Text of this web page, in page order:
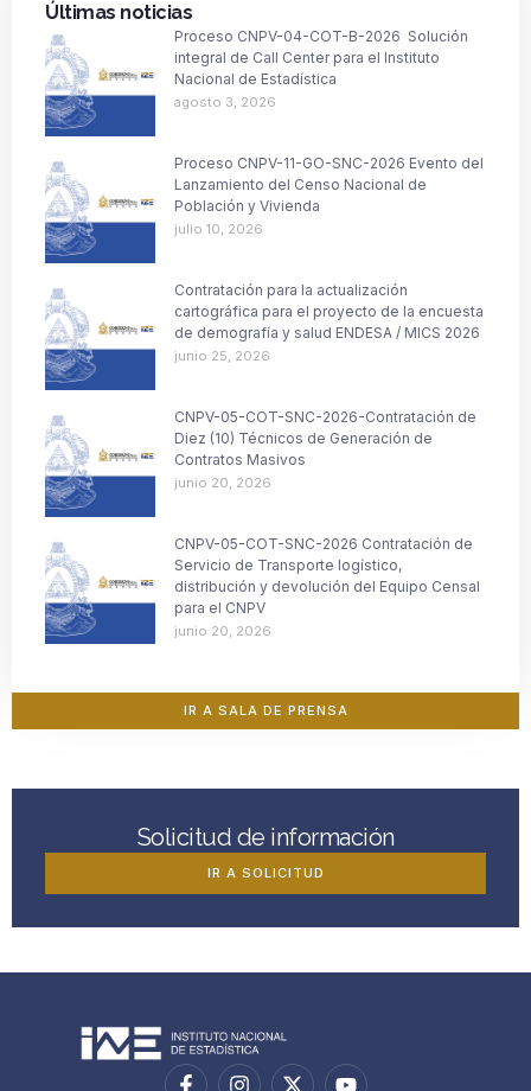
Últimas noticias
Proceso CNPV-04-COT-B-2026 Solución
integral de Call Center para el Instituto
Nacional de Estadística
agosto 3, 2026
Proceso CNPV-11-GO-SNC-2026 Evento del
Lanzamiento del Censo Nacional de
Población y Vivienda
julio 10, 2026
Contratación para la actualización
cartográfica para el proyecto de la encuesta
de demografía y salud ENDESA / MICS 2026
junio 25, 2026
CNPV-05-COT-SNC-2026-Contratación de
Diez (10) Técnicos de Generación de
Contratos Masivos
junio 20, 2026
CNPV-05-COT-SNC-2026 Contratación de
Servicio de Transporte logístico,
distribución y devolución del Equipo Censal
para el CNPV
junio 20, 2026
IR A SALA DE PRENSA
Solicitud de información
IR A SOLICITUD